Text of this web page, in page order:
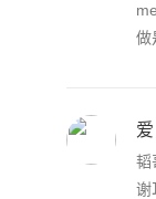
做
韬
谢